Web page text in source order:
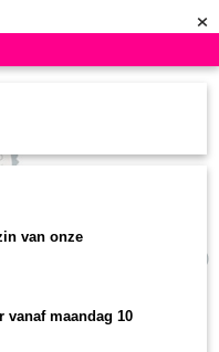
×
UW WINKELWAGEN
(0)
Hollands snoep
van onze
vanaf maandag 10